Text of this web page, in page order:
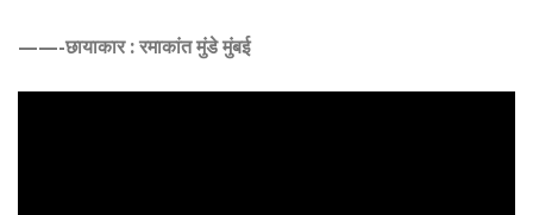
——-छायाकार : रमाकांत मुंडे मुंबई